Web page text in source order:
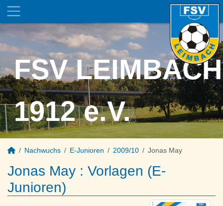
FSV LEIMBACH
1912 e.V.
Nachwuchs E-Junioren 2009/10 Jonas May
Jonas May : Vorlagen (E-
Junioren)